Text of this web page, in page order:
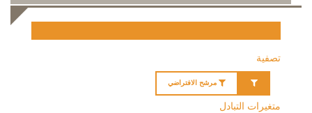
تصفية
مرشح الافتراضي
متغيرات التبادل